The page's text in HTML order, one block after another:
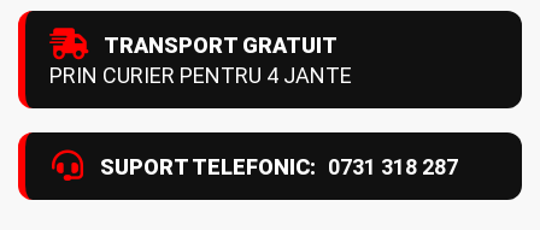
TRANSPORT GRATUIT
PRIN CURIER PENTRU 4 JANTE
SUPORT TELEFONIC: 0731 318 287